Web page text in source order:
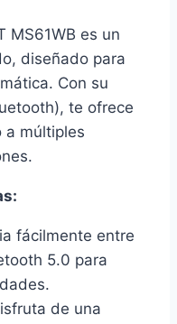
MS61WB es un
diseñado para
Con su
te ofrece
a múltiples
fácilmente entre
5.0 para
de una